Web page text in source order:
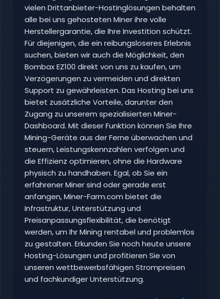
vielen Drittanbieter-Hostinglösungen behalten
alle bei uns gehosteten Miner ihre volle
Herstellergarantie, die Ihre Investition schützt.
Für diejenigen, die ein reibungsloseres Erlebnis
suchen, bieten wir auch die Möglichkeit, den
Bombax EZ100 direkt von uns zu kaufen, um
Verzögerungen zu vermeiden und direkten
Support zu gewährleisten. Das Hosting bei uns
bietet zusätzliche Vorteile, darunter den
Zugang zu unserem spezialisierten Miner-
Dashboard. Mit dieser Funktion können Sie Ihre
Mining-Geräte aus der Ferne überwachen und
steuern, Leistungskennzahlen verfolgen und
die Effizienz optimieren, ohne die Hardware
physisch zu handhaben. Egal, ob Sie ein
erfahrener Miner sind oder gerade erst
anfangen, Miner-Farm.com bietet die
Infrastruktur, Unterstützung und
Preisanpassungsflexibilität, die benötigt
werden, um Ihr Mining rentabel und problemlos
zu gestalten. Erkunden Sie noch heute unsere
Hosting-Lösungen und profitieren Sie von
unseren wettbewerbsfähigen Strompreisen
und fachkundiger Unterstützung.